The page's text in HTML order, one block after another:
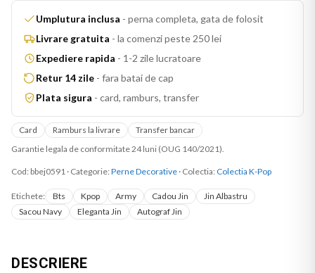
Umplutura inclusa - perna completa, gata de folosit
Livrare gratuita - la comenzi peste 250 lei
Expediere rapida - 1-2 zile lucratoare
Retur 14 zile - fara batai de cap
Plata sigura - card, ramburs, transfer
Card Ramburs la livrare
Transfer bancar
Garantie legala de conformitate 24 luni (OUG 140/2021).
Cod: bbej0591 · Categorie: Perne Decorative · Colectia: Colectia K-Pop
Etichete: Bts Kpop Army Cadou Jin
Jin Albastru
Sacou Navy
Eleganta Jin Autograf Jin
DESCRIERE